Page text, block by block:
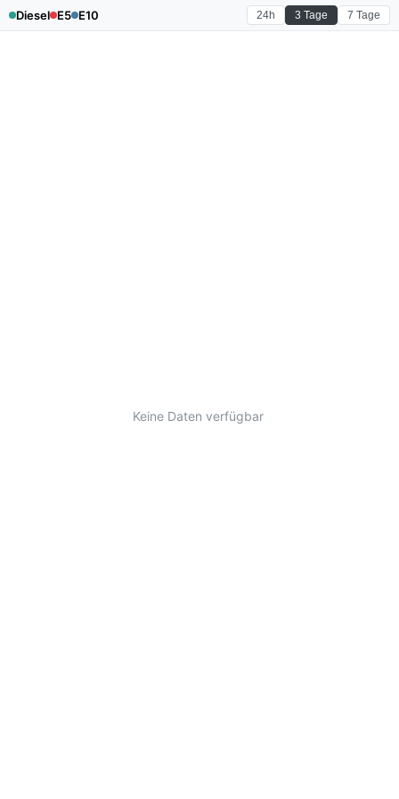
Diesel E5 E10 24h 3 Tage 7 Tage
Keine Daten verfügbar